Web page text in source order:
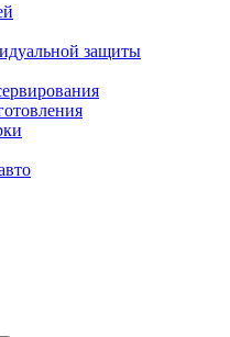
защиты